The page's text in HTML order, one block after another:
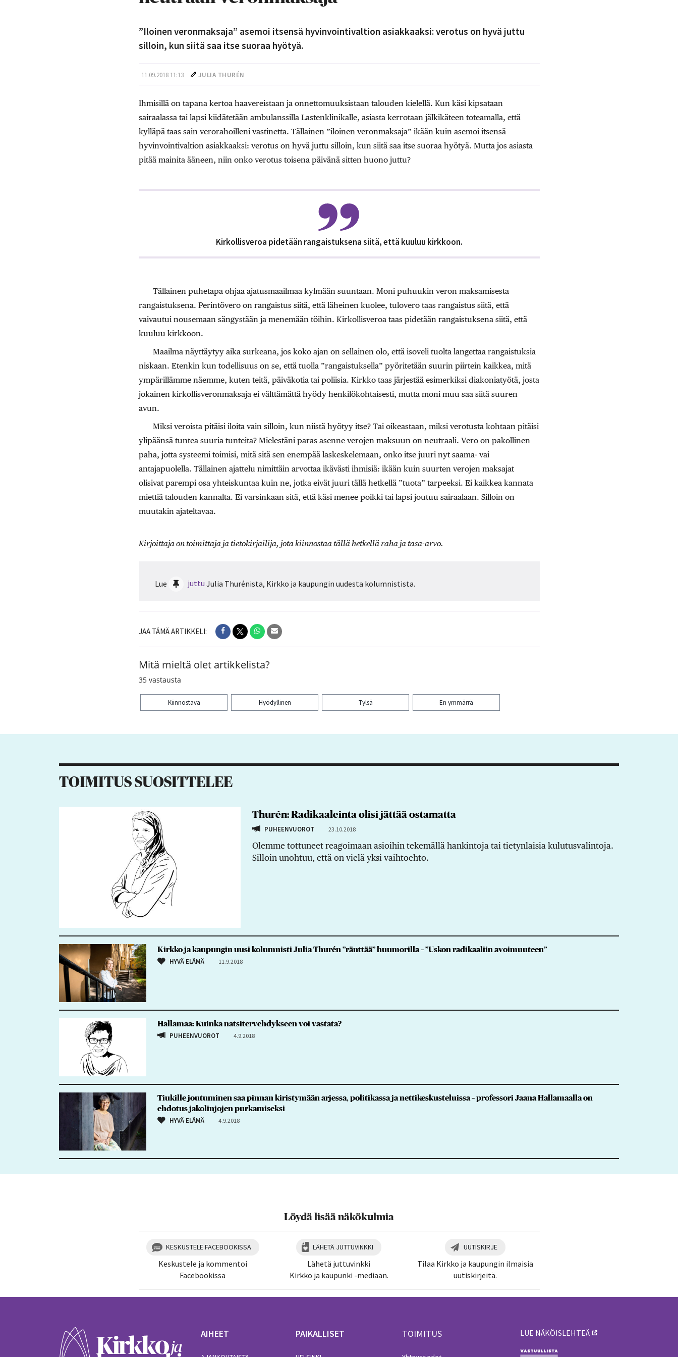
”Iloinen veronmaksaja” asemoi itsensä hyvinvointivaltion asiakkaaksi: verotus on hyvä juttu
silloin, kun siitä saa itse suoraa hyötyä.
11.09.2018 11:13 JULIA THURÉN
Ihmisillä on tapana kertoa haavereistaan ja onnettomuuksistaan talouden kielellä. Kun käsi kipsataan
sairaalassa tai lapsi kiidätetään ambulanssilla Lastenklinikalle, asiasta kerrotaan jälkikäteen toteamalla, että
kylläpä taas sain verorahoilleni vastinetta. Tällainen ”iloinen veronmaksaja” ikään kuin asemoi itsensä
hyvinvointivaltion asiakkaaksi: verotus on hyvä juttu silloin, kun siitä saa itse suoraa hyötyä. Mutta jos asiasta
pitää mainita ääneen, niin onko verotus toisena päivänä sitten huono juttu?
Kirkollisveroa pidetään rangaistuksena siitä, että kuuluu kirkkoon.
Tällainen puhetapa ohjaa ajatusmaailmaa kylmään suuntaan. Moni puhuukin veron maksamisesta
rangaistuksena. Perintövero on rangaistus siitä, että läheinen kuolee, tulovero taas rangaistus siitä, että
vaivautui nousemaan sängystään ja menemään töihin. Kirkollisveroa taas pidetään rangaistuksena siitä, että
kuuluu kirkkoon.
Maailma näyttäytyy aika surkeana, jos koko ajan on sellainen olo, että isoveli tuolta langettaa rangaistuksia
niskaan. Etenkin kun todellisuus on se, että tuolla ”rangaistuksella” pyöritetään suurin piirtein kaikkea, mitä
ympärillämme näemme, kuten teitä, päiväkotia tai poliisia. Kirkko taas järjestää esimerkiksi diakoniatyötä, josta
jokainen kirkollisveronmaksaja ei välttämättä hyödy henkilökohtaisesti, mutta moni muu saa siitä suuren
avun.
Miksi veroista pitäisi iloita vain silloin, kun niistä hyötyy itse? Tai oikeastaan, miksi verotusta kohtaan pitäisi
ylipäänsä tuntea suuria tunteita? Mielestäni paras asenne verojen maksuun on neutraali. Vero on pakollinen
paha, jotta systeemi toimisi, mitä sitä sen enempää laskeskelemaan, onko itse juuri nyt saama- vai
antajapuolella. Tällainen ajattelu nimittäin arvottaa ikävästi ihmisiä: ikään kuin suurten verojen maksajat
olisivat parempi osa yhteiskuntaa kuin ne, jotka eivät juuri tällä hetkellä ”tuota” tarpeeksi. Ei kaikkea kannata
miettiä talouden kannalta. Ei varsinkaan sitä, että käsi menee poikki tai lapsi joutuu sairaalaan. Silloin on
muutakin ajateltavaa.
Kirjoittaja on toimittaja ja tietokirjailija, jota kiinnostaa tällä hetkellä raha ja tasa-arvo.
Lue juttu Julia Thurénista, Kirkko ja kaupungin uudesta kolumnistista.
JAA TÄMÄ ARTIKKELI:
Mitä mieltä olet artikkelista?
35 vastausta
Kiinnostava Hyödyllinen Tylsä En ymmärrä
TOIMITUS SUOSITTELEE
Thurén: Radikaaleinta olisi jättää ostamatta
PUHEENVUOROT 23.10.2018
Olemme tottuneet reagoimaan asioihin tekemällä hankintoja tai tietynlaisia kulutusvalintoja.
Silloin unohtuu, että on vielä yksi vaihtoehto.
Kirkko ja kaupungin uusi kolumnisti Julia Thurén ”ränttää” huumorilla – ”Uskon radikaaliin avoimuuteen”
HYVÄ ELÄMÄ 11.9.2018
Hallamaa: Kuinka natsitervehdykseen voi vastata?
PUHEENVUOROT 4.9.2018
Tiukille joutuminen saa pinnan kiristymään arjessa, politikassa ja nettikeskusteluissa – professori Jaana Hallamaalla on
ehdotus jakolinjojen purkamiseksi
HYVÄ ELÄMÄ 4.9.2018
Löydä lisää näkökulmia
KESKUSTELE FACEBOOKISSA
Keskustele ja kommentoi
Facebookissa
LÄHETÄ JUTTUVINKKI
Lähetä juttuvinkki
Kirkko ja kaupunki -mediaan.
UUTISKIRJE
Tilaa Kirkko ja kaupungin ilmaisia
uutiskirjeitä.
AIHEET PAIKALLISET TOIMITUS LUE NÄKÖISLEHTEÄ